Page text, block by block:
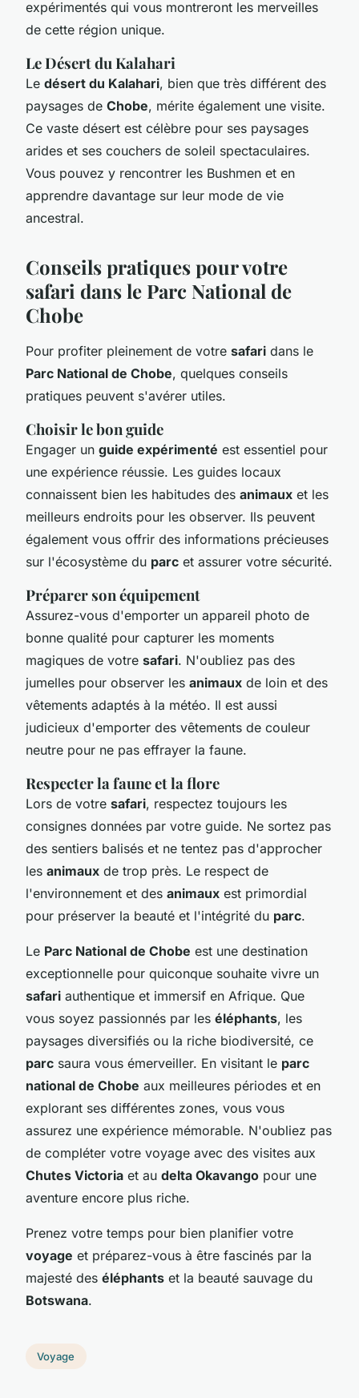
expérimentés qui vous montreront les merveilles
de cette région unique.
Le Désert du Kalahari
Le désert du Kalahari, bien que très différent des
paysages de Chobe, mérite également une visite.
Ce vaste désert est célèbre pour ses paysages
arides et ses couchers de soleil spectaculaires.
Vous pouvez y rencontrer les Bushmen et en
apprendre davantage sur leur mode de vie
ancestral.
Conseils pratiques pour votre
safari dans le Parc National de
Chobe
Pour profiter pleinement de votre safari dans le
Parc National de Chobe, quelques conseils
pratiques peuvent s'avérer utiles.
Choisir le bon guide
Engager un guide expérimenté est essentiel pour
une expérience réussie. Les guides locaux
connaissent bien les habitudes des animaux et les
meilleurs endroits pour les observer. Ils peuvent
également vous offrir des informations précieuses
sur l'écosystème du parc et assurer votre sécurité.
Préparer son équipement
Assurez-vous d'emporter un appareil photo de
bonne qualité pour capturer les moments
magiques de votre safari. N'oubliez pas des
jumelles pour observer les animaux de loin et des
vêtements adaptés à la météo. Il est aussi
judicieux d'emporter des vêtements de couleur
neutre pour ne pas effrayer la faune.
Respecter la faune et la flore
Lors de votre safari, respectez toujours les
consignes données par votre guide. Ne sortez pas
des sentiers balisés et ne tentez pas d'approcher
les animaux de trop près. Le respect de
l'environnement et des animaux est primordial
pour préserver la beauté et l'intégrité du parc.
Le Parc National de Chobe est une destination
exceptionnelle pour quiconque souhaite vivre un
safari authentique et immersif en Afrique. Que
vous soyez passionnés par les éléphants, les
paysages diversifiés ou la riche biodiversité, ce
parc saura vous émerveiller. En visitant le parc
national de Chobe aux meilleures périodes et en
explorant ses différentes zones, vous vous
assurez une expérience mémorable. N'oubliez pas
de compléter votre voyage avec des visites aux
Chutes Victoria et au delta Okavango pour une
aventure encore plus riche.
Prenez votre temps pour bien planifier votre
voyage et préparez-vous à être fascinés par la
majesté des éléphants et la beauté sauvage du
Botswana.
Voyage